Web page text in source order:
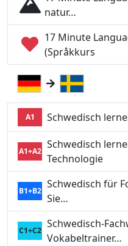
natur…
17 Minute
(Språkkurs
A1 Schwedisch
A1+A2
Schwedisch
Technologie
B1+B2
Schwedisch für
Sie…
C1+C2
Schwedisch-
Vokabeltrainer…